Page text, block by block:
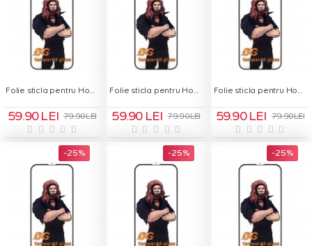
59.90 LEI 79.90 LEI 59.90 LEI 79.90 LEI 59.90 LEI 79.90 LEI
-25 % -25 % -25 %